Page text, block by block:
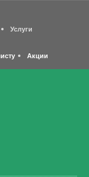
Услуги
Акции